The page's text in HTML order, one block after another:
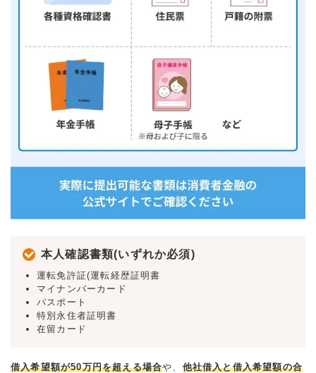
本人確認書類(いずれか必須)
運転免許証(運転経歴証明書
マイナンバーカード
パスポート
特別永住者証明書
在留カード
借入希望額が50万円を超える場合や、 他社借入と借入希望額の合